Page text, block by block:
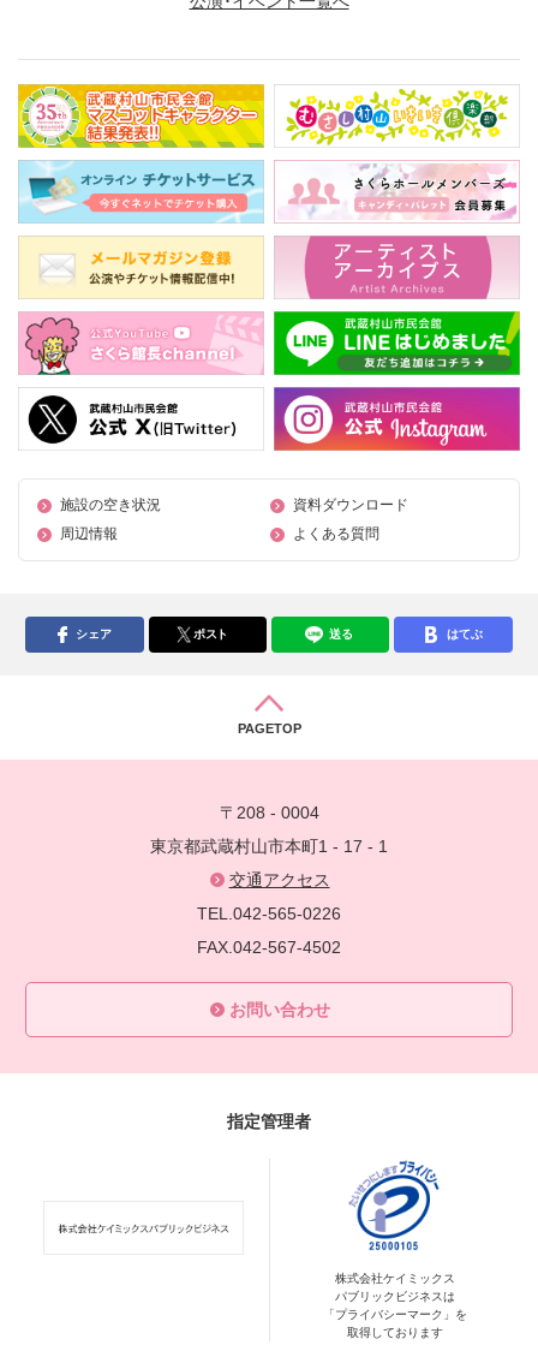
施設の空き状況
資料ダウンロード
周辺情報
よくある質問
シェア ポスト 送る はてぶ
PAGETOP
〒208 - 0004
東京都武蔵村山市本町1 - 17 - 1
交通アクセス
TEL.042-565-0226
FAX.042-567-4502
お問い合わせ
指定管理者
株式会社ケイミックス
パブリックビジネスは
「プライバシーマーク」を
取得しております